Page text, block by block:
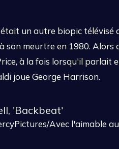
un autre biopic télévisé
son meurtre en 1980.
à la fois lorsqu'il parlait
joue George Harrison.
'Backbeat'
Avec l'aimable